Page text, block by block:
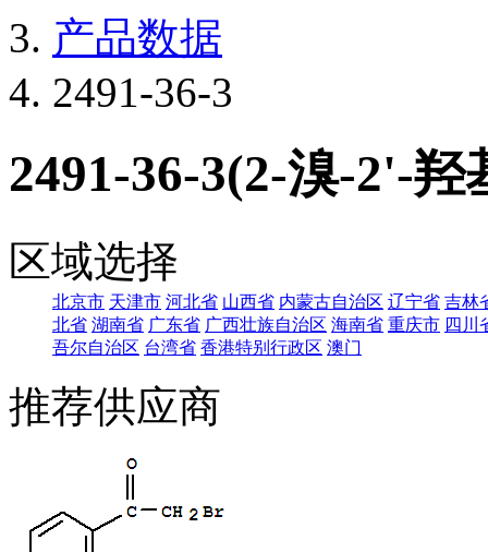
产品数据
2491-36-3
2491-36-3(2-溴-2'-羟
区域选择
北京市 天津市 河北省 山西省 内蒙古自治区 辽宁省 吉林
北省 湖南省 广东省 广西壮族自治区 海南省 重庆市 四川
吾尔自治区 台湾省 香港特别行政区 澳门
推荐供应商